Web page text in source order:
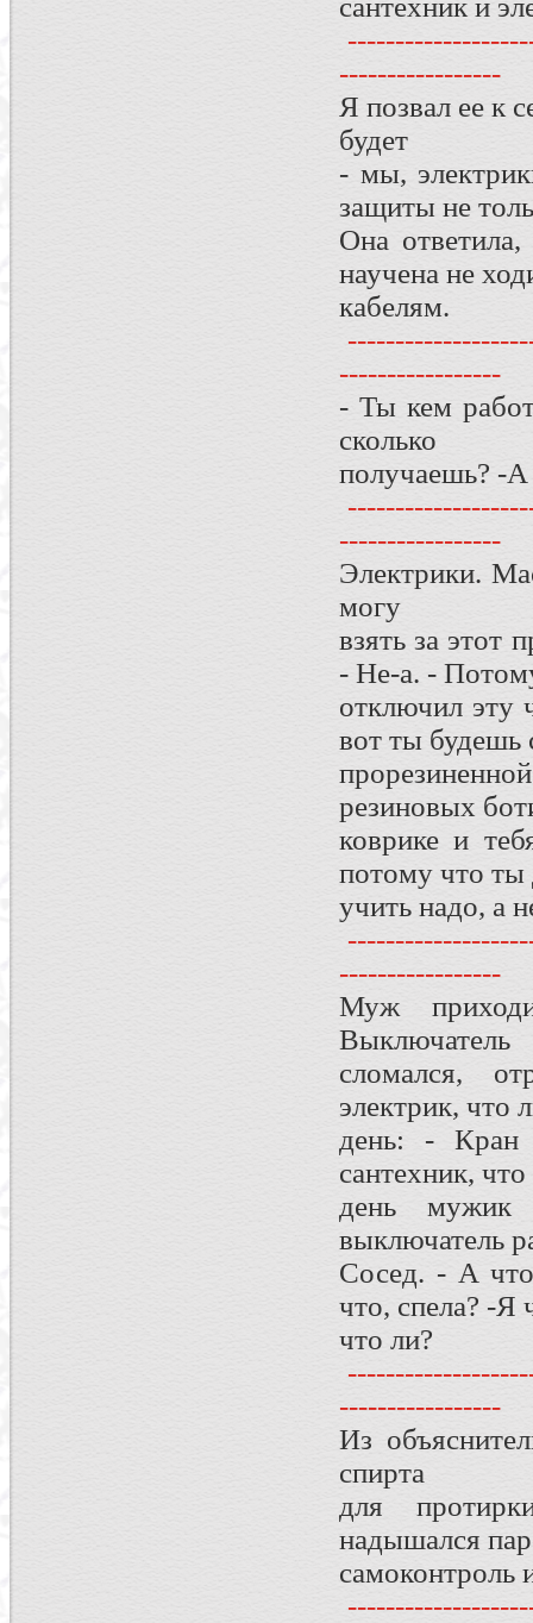
сантехник и
-----------------
Я позвал ее к
будет
- мы,
защиты не
Она
научена не
кабелям.
-----------------
- Ты кем
сколько
получаешь? -А
-----------------
Электрики.
могу
взять за этот
- Не-а. -
отключил эту
вот ты будешь
резиновых
коврике и
потому что
учить надо, а
-----------------
Муж
Выключатель
сломался,
электрик, что
день: - Кран
сантехник,
день мужик
выключатель
Сосед. - А
что, спела? -Я
что ли?
-----------------
Из
спирта
для
надышался
самоконтроль